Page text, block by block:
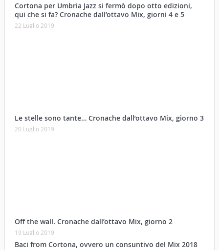
Cortona per Umbria Jazz si fermò dopo otto edizioni,
qui che si fa? Cronache dall’ottavo Mix, giorni 4 e 5
22 Luglio 2019
Le stelle sono tante… Cronache dall’ottavo Mix, giorno 3
20 Luglio 2019
Off the wall. Cronache dall’ottavo Mix, giorno 2
19 Luglio 2019
Baci from Cortona, ovvero un consuntivo del Mix 2018